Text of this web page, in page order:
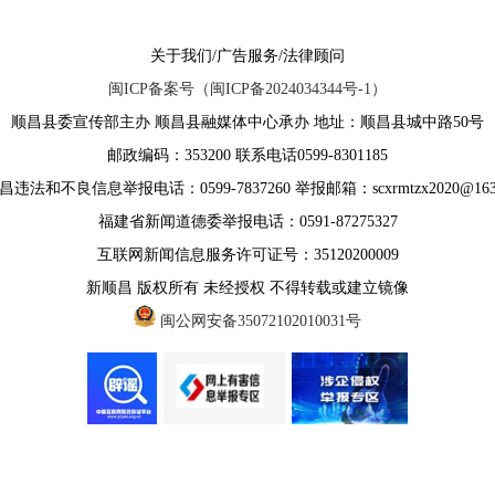
关于我们/广告服务/法律顾问
闽ICP备案号（闽ICP备2024034344号-1）
顺昌县委宣传部主办 顺昌县融媒体中心承办 地址：顺昌县城中路50号
邮政编码：353200 联系电话0599-8301185
违法和不良信息举报电话：0599-7837260 举报邮箱：
福建省新闻道德委举报电话：0591-87275327
互联网新闻信息服务许可证号：35120200009
新顺昌 版权所有 未经授权 不得转载或建立镜像
闽公网安备35072102010031号